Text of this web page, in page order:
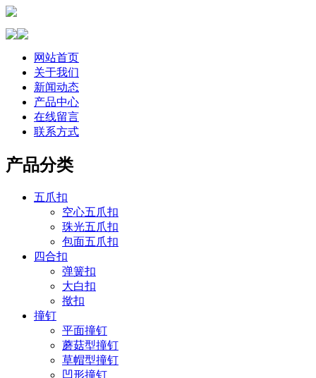
网站首页
关于我们
新闻动态
产品中心
在线留言
联系方式
产品分类
五爪扣
空心五爪扣
珠光五爪扣
包面五爪扣
四合扣
弹簧扣
大白扣
揿扣
撞钉
平面撞钉
蘑菇型撞钉
草帽型撞钉
凹形撞钉